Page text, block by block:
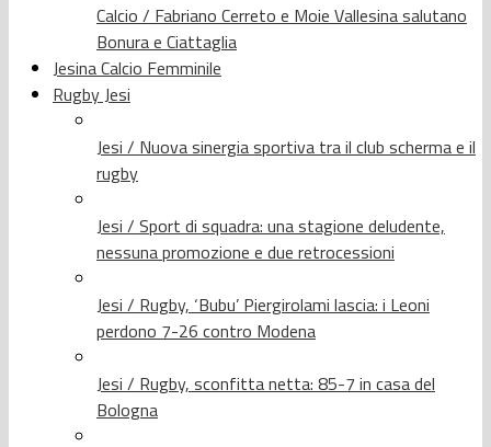
Calcio / Fabriano Cerreto e Moie Vallesina salutano
Bonura e Ciattaglia
Jesina Calcio Femminile
Rugby Jesi
Jesi / Nuova sinergia sportiva tra il club scherma e il
rugby
Jesi / Sport di squadra: una stagione deludente,
nessuna promozione e due retrocessioni
Jesi / Rugby, ‘Bubu’ Piergirolami lascia: i Leoni
perdono 7-26 contro Modena
Jesi / Rugby, sconfitta netta: 85-7 in casa del
Bologna